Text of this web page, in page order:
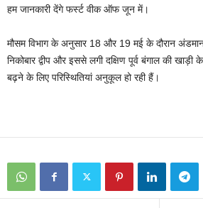
हम जानकारी देंगे फर्स्ट वीक ऑफ जून में।
मौसम विभाग के अनुसार 18 और 19 मई के दौरान अंडमान
निकोबार द्वीप और इससे लगी दक्षिण पूर्व बंगाल की
बढ़ने के लिए परिस्थितियां अनुकूल हो रही हैं।